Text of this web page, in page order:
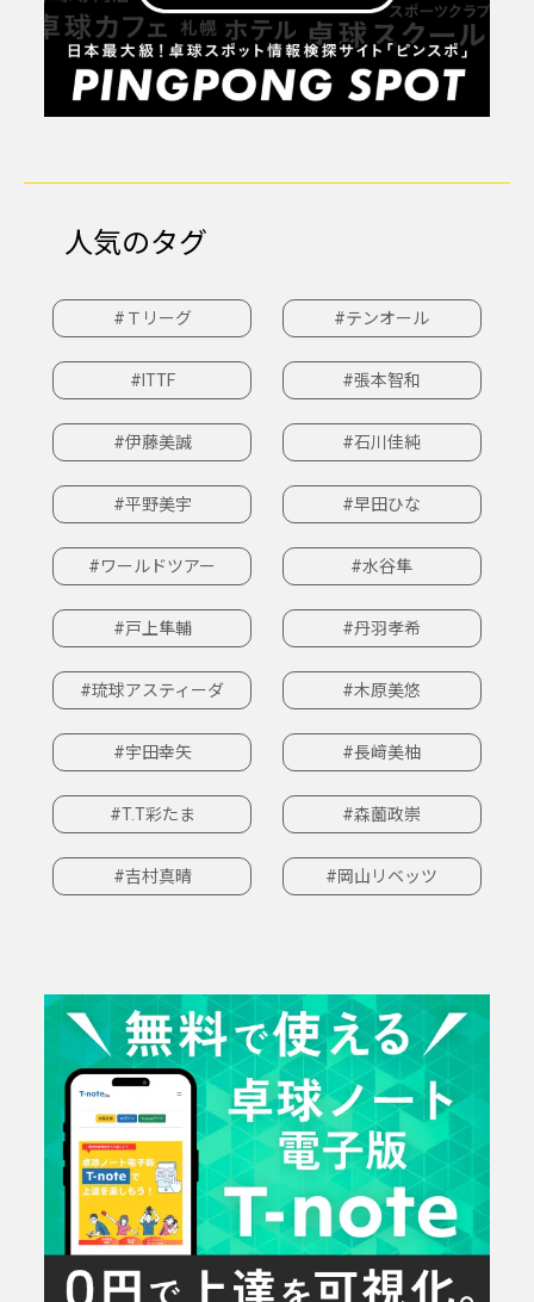
人気のタグ
#Ｔリーグ #テンオール
#ITTF #張本智和
#伊藤美誠 #石川佳純
#平野美宇 #早田ひな
#ワールドツアー #水谷隼
#戸上隼輔 #丹羽孝希
#琉球アスティーダ #木原美悠
#宇田幸矢 #長﨑美柚
#T.T彩たま #森薗政崇
#吉村真晴 #岡山リベッツ